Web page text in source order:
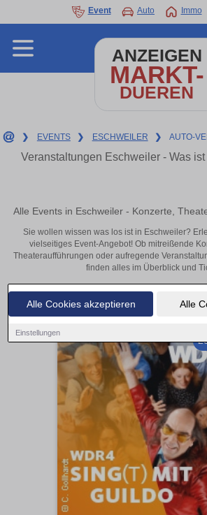
Alle Cookies akzeptieren Alle
Einstellungen
Event Auto Immo
ANZEIGEN
MARKT-
DUEREN
❯ EVENTS ❯ ESCHWEILER ❯ AUTO-
Veranstaltungen Eschweiler - Was
Alle Events in Eschweiler - Konzerte,
Sie wollen wissen was los ist in Eschweiler?
vielseitiges Event-Angebot! Ob mitreißende
Theateraufführungen oder aufregende
finden alles im Überblick und